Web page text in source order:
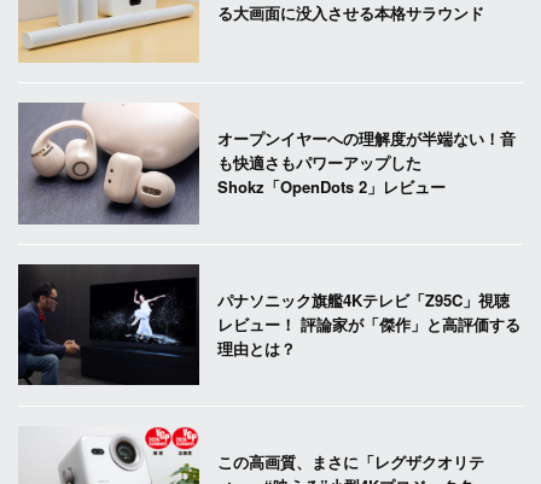
る大画面に没入させる本格サラウンド
オープンイヤーへの理解度が半端ない！音
も快適さもパワーアップした
Shokz「OpenDots 2」レビュー
パナソニック旗艦4Kテレビ「Z95C」視聴
レビュー！ 評論家が「傑作」と高評価する
理由とは？
この高画質、まさに「レグザクオリテ